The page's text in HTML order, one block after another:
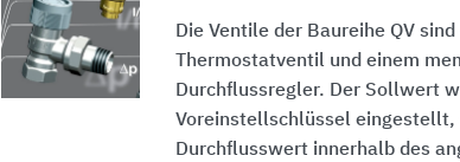
Die Ventile der Baureihe QV
Thermostatventil und einem
Durchflussregler. Der Sollwert
Voreinstellschlüssel eingestellt,
Durchflusswert innerhalb des